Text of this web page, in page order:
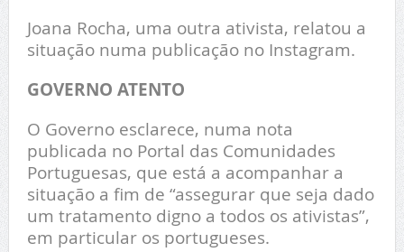
Joana Rocha, uma outra ativista, relatou a
situação numa publicação no Instagram.
GOVERNO ATENTO
O Governo esclarece, numa nota
publicada no Portal das Comunidades
Portuguesas, que está a acompanhar a
situação a fim de “assegurar que seja dado
um tratamento digno a todos os ativistas”,
em particular os portugueses.